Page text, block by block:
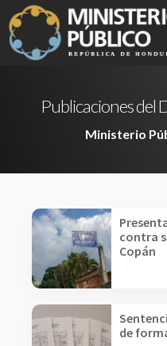
Publicaciones del
Ministerio
contra
Copán
de